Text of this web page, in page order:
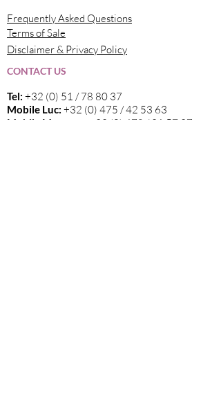
Frequently Asked Questions
Terms of Sale
Disclaimer & Privacy Policy
CONTACT US
Tel: +32 (0) 51 / 78 80 37
Mobile Luc: +32 (0) 475 / 42 53 63
Mobile Margaux: +32 (0) 478 / 21 57 37